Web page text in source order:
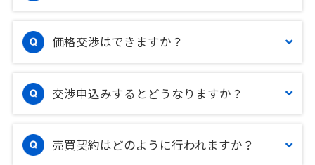
価格交渉はできますか？
交渉申込みするとどうなりますか？
売買契約はどのように行われますか？